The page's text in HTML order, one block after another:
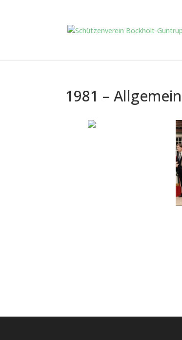
1981 – Allgemein